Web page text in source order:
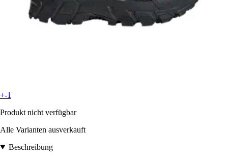
+-1
Produkt nicht verfügbar
Alle Varianten ausverkauft
Beschreibung